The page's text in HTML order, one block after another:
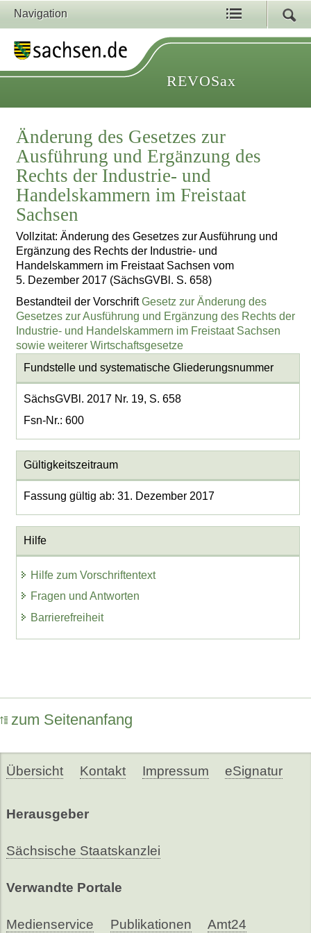
Navigation
REVOSax
Änderung des Gesetzes zur
Ausführung und Ergänzung des
Rechts der Industrie- und
Handelskammern im Freistaat
Sachsen
Vollzitat: Änderung des Gesetzes zur Ausführung und
Ergänzung des Rechts der Industrie- und
Handelskammern im Freistaat Sachsen vom
5. Dezember 2017 (SächsGVBl. S. 658)
Bestandteil der VorschriftGesetz zur Änderung des
Gesetzes zur Ausführung und Ergänzung des Rechts der
Industrie- und Handelskammern im Freistaat Sachsen
sowie weiterer Wirtschaftsgesetze
Fundstelle und systematische Gliederungsnummer
SächsGVBl. 2017 Nr. 19, S. 658
Fsn-Nr.: 600
Gültigkeitszeitraum
Fassung gültig ab: 31. Dezember 2017
Hilfe
Hilfe zum Vorschriftentext
Fragen und Antworten
Barrierefreiheit
zum Seitenanfang
Übersicht Kontakt Impressum eSignatur
Herausgeber
Sächsische Staatskanzlei
Verwandte Portale
Medienservice Publikationen Amt24